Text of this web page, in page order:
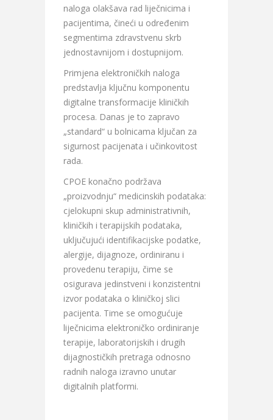
naloga olakšava rad liječnicima i
pacijentima, čineći u određenim
segmentima zdravstvenu skrb
jednostavnijom i dostupnijom.
Primjena elektroničkih naloga
predstavlja ključnu komponentu
digitalne transformacije kliničkih
procesa. Danas je to zapravo
„standard“ u bolnicama ključan za
sigurnost pacijenata i učinkovitost
rada.
CPOE konačno podržava
„proizvodnju“ medicinskih podataka:
cjelokupni skup administrativnih,
kliničkih i terapijskih podataka,
uključujući identifikacijske podatke,
alergije, dijagnoze, ordiniranu i
provedenu terapiju, čime se
osigurava jedinstveni i konzistentni
izvor podataka o kliničkoj slici
pacijenta. Time se omogućuje
liječnicima elektroničko ordiniranje
terapije, laboratorijskih i drugih
dijagnostičkih pretraga odnosno
radnih naloga izravno unutar
digitalnih platformi.